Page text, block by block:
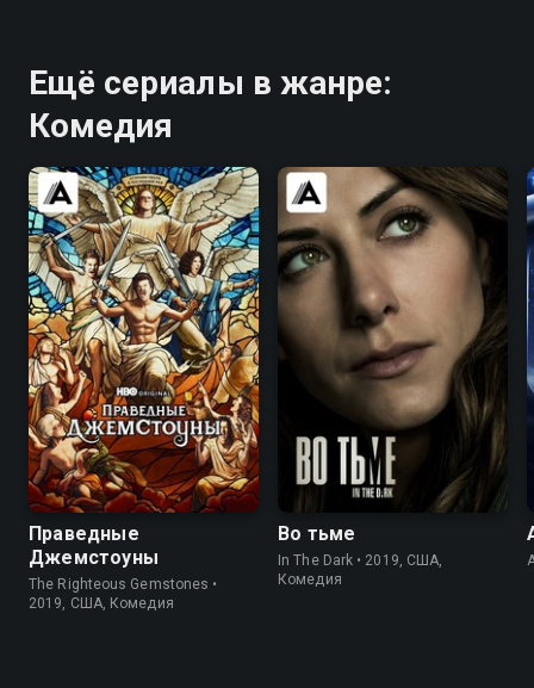
Ещё сериалы в жанре:
Комедия
7.6 8.1
Праведные
Джемстоуны
The Righteous Gemstones •
2019, США, Комедия
7.4 7.5
Во тьме
In The Dark • 2019, США,
Комедия